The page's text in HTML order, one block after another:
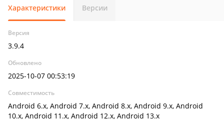
Характеристики Версии
Версия
3.9.4
Обновлено
2025-10-07 00:53:19
Совместимость
Android 6.x, Android 7.x, Android 8.x, Android 9.x, Android
10.x, Android 11.x, Android 12.x, Android 13.x